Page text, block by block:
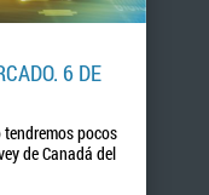
6 DE
pocos
de Canadá del